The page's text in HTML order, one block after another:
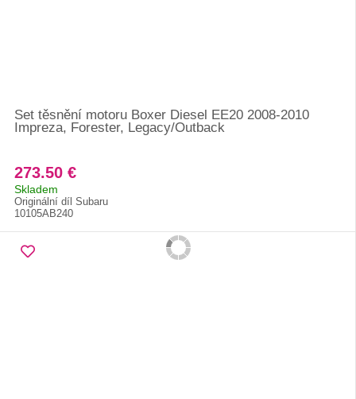
Set těsnění motoru Boxer Diesel EE20 2008-2010
Impreza, Forester, Legacy/Outback
273.50 €
Skladem
Originální díl Subaru
10105AB240